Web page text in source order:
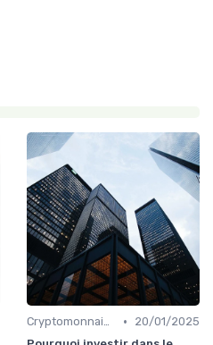
Cryptomonnaies et Investissements Alternatifs •
20/01/2025